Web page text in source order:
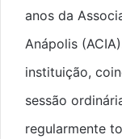
anos da
Anápolis
instituição,
sessão
regularmente